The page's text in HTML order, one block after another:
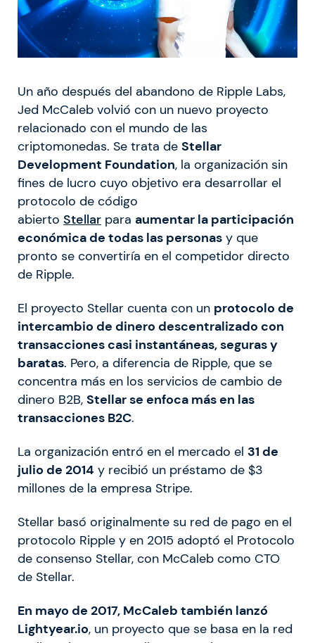
Un año después del abandono de Ripple Labs,
Jed McCaleb volvió con un nuevo proyecto
relacionado con el mundo de las
criptomonedas. Se trata de Stellar
Development Foundation, la organización sin
fines de lucro cuyo objetivo era desarrollar el
protocolo de código
abierto Stellar para aumentar la participación
económica de todas las personas y que
pronto se convertiría en el competidor directo
de Ripple.
El proyecto Stellar cuenta con un protocolo de
intercambio de dinero descentralizado con
transacciones casi instantáneas, seguras y
baratas. Pero, a diferencia de Ripple, que se
concentra más en los servicios de cambio de
dinero B2B, Stellar se enfoca más en las
transacciones B2C.
La organización entró en el mercado el 31 de
julio de 2014 y recibió un préstamo de $3
millones de la empresa Stripe.
Stellar basó originalmente su red de pago en el
protocolo Ripple y en 2015 adoptó el Protocolo
de consenso Stellar, con McCaleb como CTO
de Stellar.
En mayo de 2017, McCaleb también lanzó
Lightyear.io, un proyecto que se basa en la red